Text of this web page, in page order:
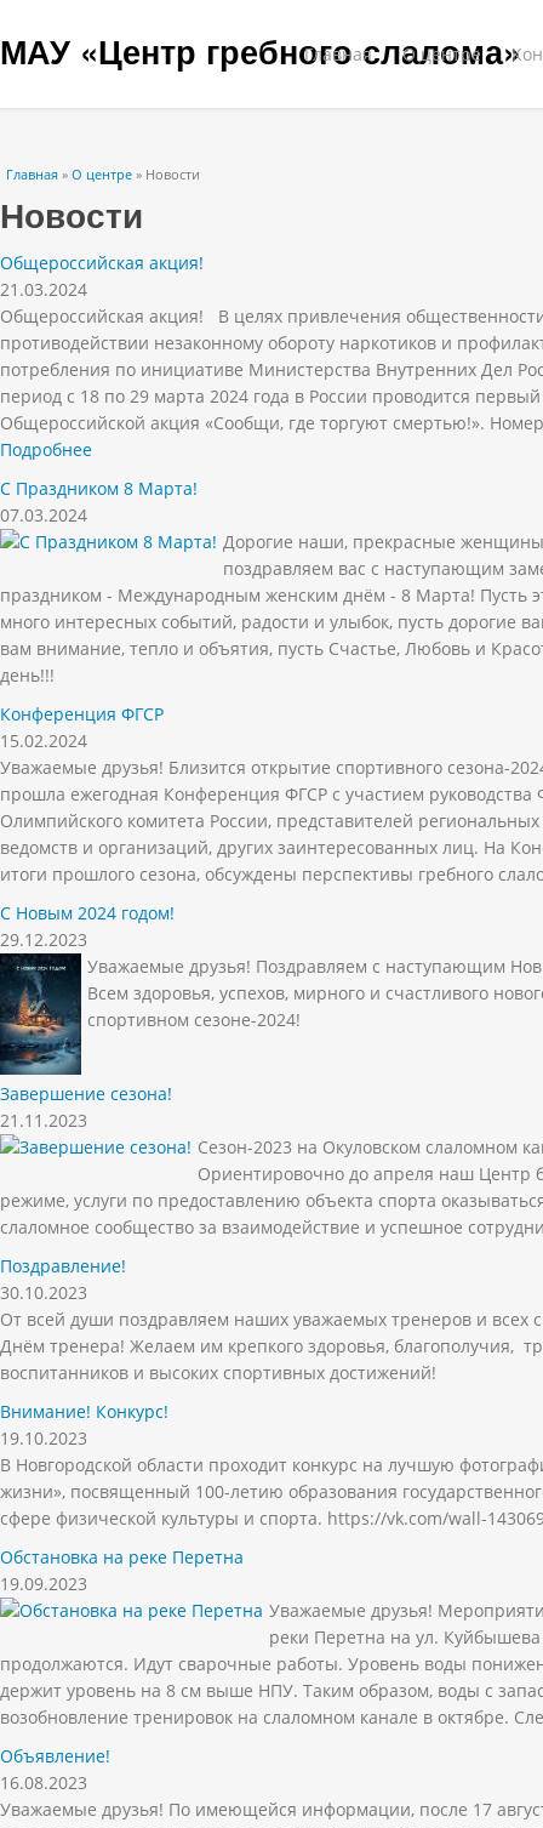
МАУ «Центр гребного слалома»
Главная О центре
Вы здесь
Главная » О центре » Новости
Новости
Общероссийская акция!
21.03.2024
Общероссийская акция! В целях привлечения
противодействии незаконному обороту наркотиков и
потребления по инициативе Министерства Внутренних Дел
период с 18 по 29 марта 2024 года в России проводится
Общероссийской акция «Сообщи, где торгуют смертью!».
Подробнее
С Праздником 8 Марта!
07.03.2024
Дорогие наши, прекрасные
поздравляем вас с наступающим
праздником - Международным женским днём - 8 Марта! Пусть
много интересных событий, радости и улыбок, пусть дорогие
вам внимание, тепло и объятия, пусть Счастье, Любовь и
день!!!
Конференция ФГСР
15.02.2024
Уважаемые друзья! Близится открытие спортивного сезона-
прошла ежегодная Конференция ФГСР с участием
Олимпийского комитета России, представителей
ведомств и организаций, других заинтересованных лиц. На
итоги прошлого сезона, обсуждены перспективы гребного
С Новым 2024 годом!
29.12.2023
Уважаемые друзья! Поздравляем с наступающим
Всем здоровья, успехов, мирного и счастливого
спортивном сезоне-2024!
Завершение сезона!
21.11.2023
Сезон-2023 на Окуловском слаломном
Ориентировочно до апреля наш Центр
режиме, услуги по предоставлению объекта спорта
слаломное сообщество за взаимодействие и успешное
Поздравление!
30.10.2023
От всей души поздравляем наших уважаемых тренеров и всех
Днём тренера! Желаем им крепкого здоровья, благополучия,
воспитанников и высоких спортивных достижений!
Внимание! Конкурс!
19.10.2023
В Новгородской области проходит конкурс на лучшую
жизни», посвященный 100-летию образования
сфере физической культуры и спорта. https://vk.com/wall-
Обстановка на реке Перетна
19.09.2023
Уважаемые друзья!
реки Перетна на ул.
продолжаются. Идут сварочные работы. Уровень воды
держит уровень на 8 см выше НПУ. Таким образом, воды с
возобновление тренировок на слаломном канале в октябре.
Объявление!
16.08.2023
Уважаемые друзья! По имеющейся информации, после 17